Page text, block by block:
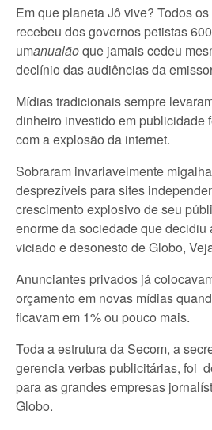
Em que planeta Jô vive? Todos
recebeu dos governos petistas
umanualãoque jamais cedeu
declínio das audiências da
Mídias tradicionais sempre
dinheiro investido em publicidade
com a explosão da internet.
Sobraram invariavelmente
desprezíveis para sites
crescimento explosivo de seu
enorme da sociedade que decidiu
viciado e desonesto de Globo,
Anunciantes privados já
orçamento em novas mídias
ficavam em 1% ou pouco mais.
Toda a estrutura da Secom, a
gerencia verbas publicitárias, foi
para as grandes empresas
Globo.